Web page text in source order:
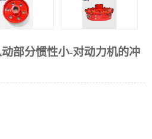
部分惯性小-对动力机的冲